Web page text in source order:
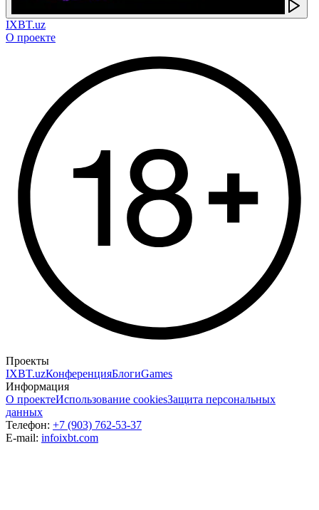
IXBT.uz
О проекте
Проекты
IXBT.uzКонференцияБлогиGames
Информация
О проектеИспользование cookiesЗащита персональных
данных
Телефон: +7 (903) 762-53-37
E-mail: infoixbt.com